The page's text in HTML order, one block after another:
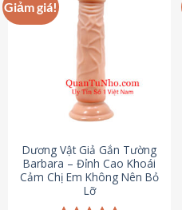
Giảm giá!
Dương Vật Giả Gắn Tường
Barbara – Đỉnh Cao Khoái
Cảm Chị Em Không Nên Bỏ
Lỡ